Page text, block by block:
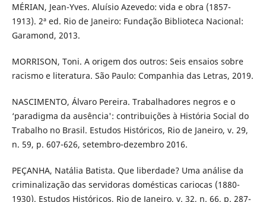
MÉRIAN, Jean-Yves. Aluísio Azevedo: vida e obra (1857-
1913). 2ª ed. Rio de Janeiro: Fundação Biblioteca Nacional:
Garamond, 2013.
MORRISON, Toni. A origem dos outros: Seis ensaios sobre
racismo e literatura. São Paulo: Companhia das Letras, 2019.
NASCIMENTO, Álvaro Pereira. Trabalhadores negros e o
‘paradigma da ausência': contribuições à História Social do
Trabalho no Brasil. Estudos Históricos, Rio de Janeiro, v. 29,
n. 59, p. 607-626, setembro-dezembro 2016.
PEÇANHA, Natália Batista. Que liberdade? Uma análise da
criminalização das servidoras domésticas cariocas (1880-
1930). Estudos Históricos, Rio de Janeiro, v. 32, n. 66, p. 287-